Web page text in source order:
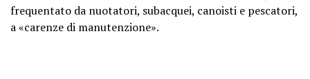
frequentato da nuotatori, subacquei, canoisti e pescatori,
a «carenze di manutenzione».